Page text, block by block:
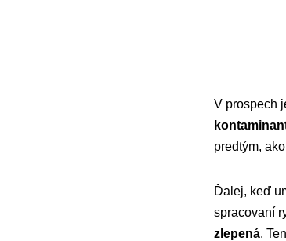
V prospech
predtým,
Ďalej, keď
spracovaní
zlepená.